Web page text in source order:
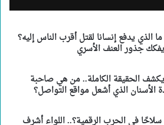
الذي يدفع إنسانا لقتل أقرب الناس إليه؟
جذور العنف الأسري
يكشف الحقيقة الكاملة.. من هي صاحبة
الأسنان الذي أشعل مواقع التواصل؟
في الحرب الرقمية؟.. اللواء أشرف